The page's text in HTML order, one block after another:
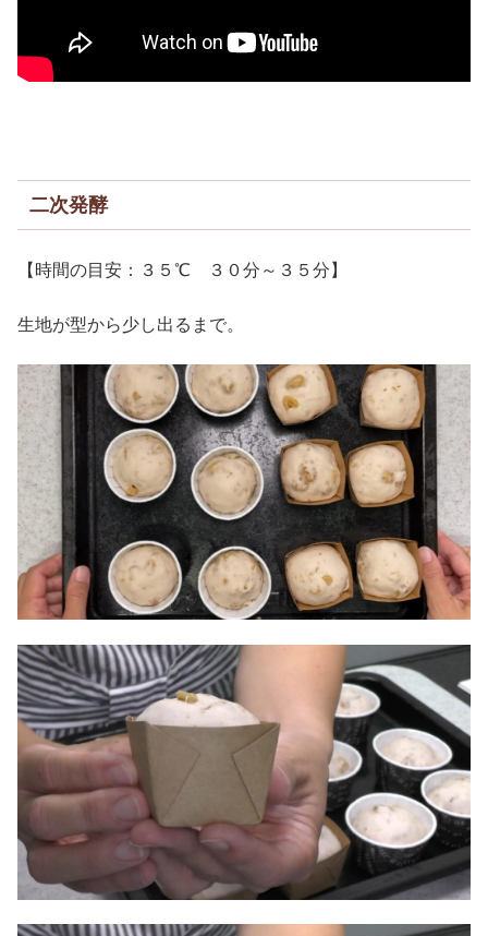
二次発酵
【時間の目安：３５℃ ３０分～３５分】
生地が型から少し出るまで。